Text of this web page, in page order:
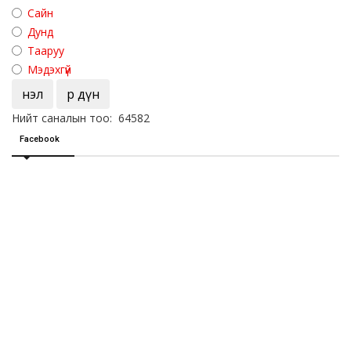
Сайн
Дунд
Тааруу
Мэдэхгүй
Үнэл Үр дүн
Нийт саналын тоо: 64582
Facebook